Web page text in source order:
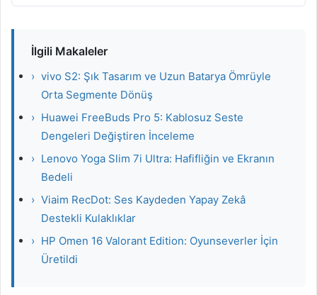
İlgili Makaleler
› vivo S2: Şık Tasarım ve Uzun Batarya Ömrüyle
Orta Segmente Dönüş
› Huawei FreeBuds Pro 5: Kablosuz Seste
Dengeleri Değiştiren İnceleme
› Lenovo Yoga Slim 7i Ultra: Hafifliğin ve Ekranın
Bedeli
› Viaim RecDot: Ses Kaydeden Yapay Zekâ
Destekli Kulaklıklar
› HP Omen 16 Valorant Edition: Oyunseverler İçin
Üretildi